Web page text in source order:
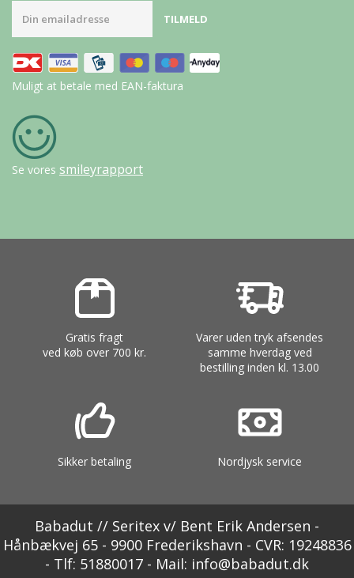
Muligt at betale med EAN-faktura
Se vores smileyrapport
Gratis fragt
ved køb over 700 kr.
Varer uden tryk afsendes
samme hverdag ved
bestilling inden kl. 13.00
Sikker betaling Nordjysk service
Babadut // Seritex v/ Bent Erik Andersen -
Hånbækvej 65 - 9900 Frederikshavn - CVR: 19248836
- Tlf: 51880017 - Mail: info@babadut.dk